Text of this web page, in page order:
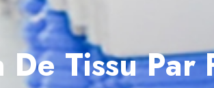
De Tissu Par